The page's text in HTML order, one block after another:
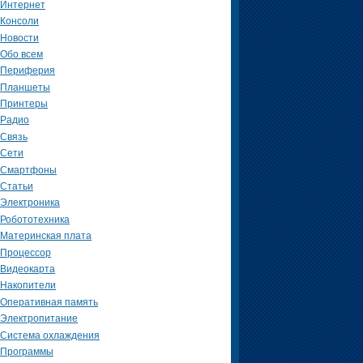
Интернет
Консоли
Новости
Обо всем
Периферия
Планшеты
Принтеры
Радио
Связь
Сети
Смартфоны
Статьи
Электроника
Робототехника
Материнская плата
Процессор
Видеокарта
Накопители
Оперативная память
Электропитание
Система охлаждения
Программы